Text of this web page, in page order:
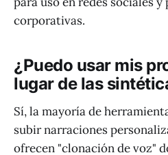
corporativas.
¿Puedo usar mis
lugar de las
Sí, la mayoría de
subir narraciones
ofrecen "clonación de voz"